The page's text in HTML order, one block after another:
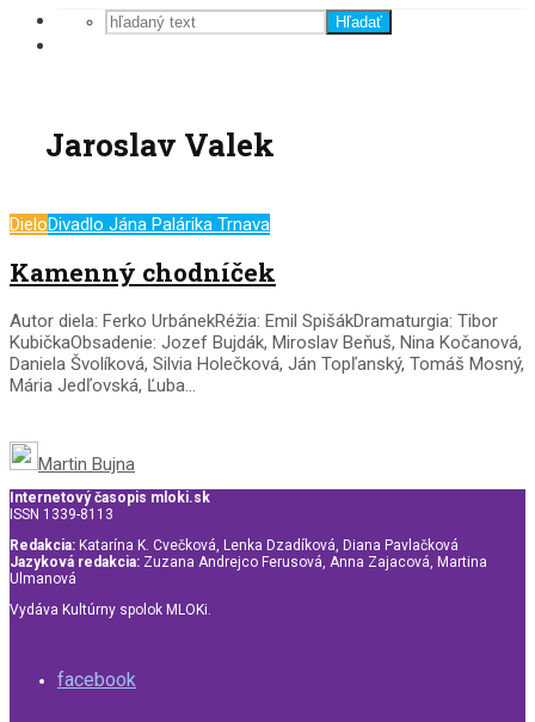
Hľadať
Jaroslav Valek
DieloDivadlo Jána Palárika Trnava
Kamenný chodníček
Autor diela: Ferko UrbánekRéžia: Emil SpišákDramaturgia: Tibor
KubičkaObsadenie: Jozef Bujdák, Miroslav Beňuš, Nina Kočanová,
Daniela Švolíková, Silvia Holečková, Ján Topľanský, Tomáš Mosný,
Mária Jedľovská, Ľuba...
Martin Bujna
Internetový časopis mloki.sk
ISSN 1339-8113
Redakcia: Katarína K. Cvečková, Lenka Dzadíková, Diana Pavlačková
Jazyková redakcia: Zuzana Andrejco Ferusová, Anna Zajacová, Martina
Ulmanová
Vydáva Kultúrny spolok MLOKi.
facebook